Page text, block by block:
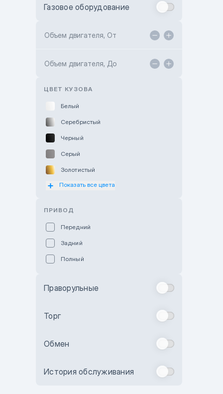
Toyota Kokshetau
Hyundai ShymCity
Газовое оборудование
Объем двигателя, От
Объем двигателя, До
ЦВЕТ КУЗОВА
Белый
Серебристый
Черный
Серый
Золотистый
Оранжевый
Бежевый
Комбинированный
Показать все цвета
ПРИВОД
Передний
Задний
Полный
Праворульные
Торг
Обмен
История обслуживания